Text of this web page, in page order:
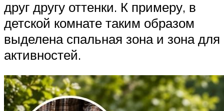
друг другу оттенки. К примеру, в
детской комнате таким образом
выделена спальная зона и зона для
активностей.